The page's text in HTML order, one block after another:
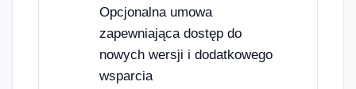
Opcjonalna umowa
zapewniająca dostęp do
nowych wersji i dodatkowego
wsparcia